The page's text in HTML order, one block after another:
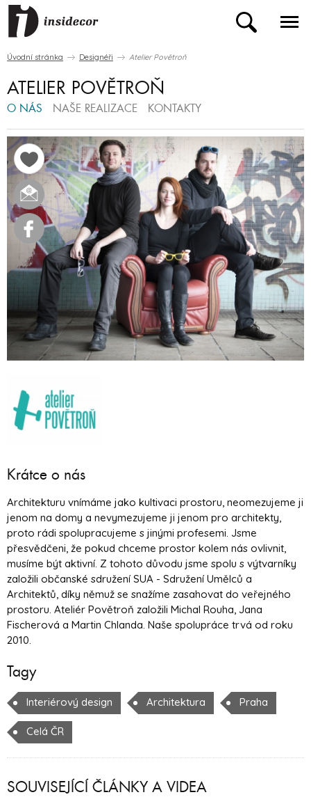
Úvodní stránka Designéři Atelier Povětroň
ATELIER POVĚTROŇ
O NÁS NAŠE REALIZACE KONTAKTY
Krátce o nás
Architekturu vnímáme jako kultivaci prostoru, neomezujeme ji
jenom na domy a nevymezujeme ji jenom pro architekty,
proto rádi spolupracujeme s jinými profesemi. Jsme
přesvědčeni, že pokud chceme prostor kolem nás ovlivnit,
musíme být aktivní. Z tohoto důvodu jsme spolu s výtvarníky
založili občanské sdružení SUA - Sdružení Umělců a
Architektů, díky němuž se snažíme zasahovat do veřejného
prostoru. Ateliér Povětroň založili Michal Rouha, Jana
Fischerová a Martin Chlanda. Naše spolupráce trvá od roku
2010.
Tagy
Interiérový design Architektura Praha
Celá ČR
SOUVISEJÍCÍ ČLÁNKY A VIDEA